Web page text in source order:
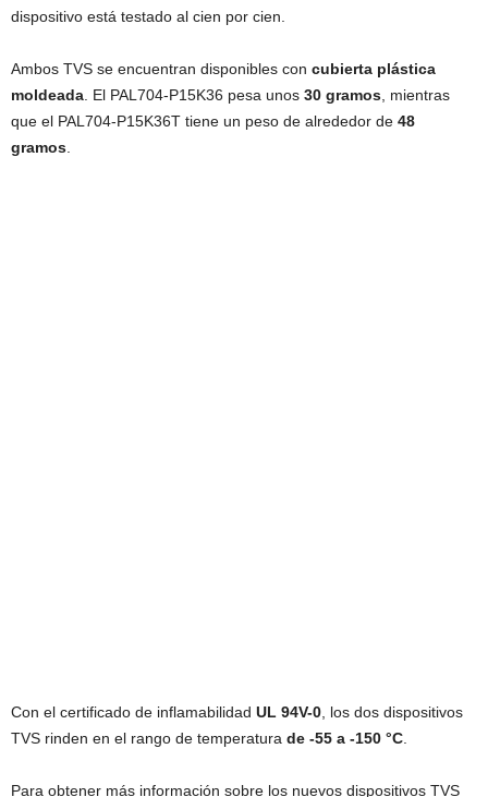
dispositivo está testado al cien por cien.
Ambos TVS se encuentran disponibles con cubierta plástica
moldeada . El PAL704-P15K36 pesa unos 30 gramos , mientras
que el PAL704-P15K36T tiene un peso de alrededor de 48
gramos
Con el certificado de inflamabilidad UL 94V-0 , los dos dispositivos
TVS rinden en el rango de temperatura de -55 a -150 °C
Para obtener más información sobre los nuevos dispositivos TVS